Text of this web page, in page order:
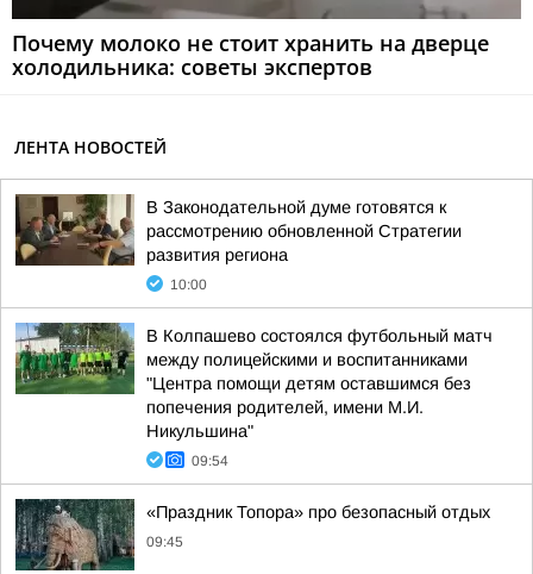
Почему молоко не стоит хранить на дверце
холодильника: советы экспертов
ЛЕНТА НОВОСТЕЙ
В Законодательной думе готовятся к
рассмотрению обновленной Стратегии
развития региона
10:00
В Колпашево состоялся футбольный матч
между полицейскими и воспитанниками
"Центра помощи детям оставшимся без
попечения родителей, имени М.И.
Никульшина"
09:54
«Праздник Топора» про безопасный отдых
09:45